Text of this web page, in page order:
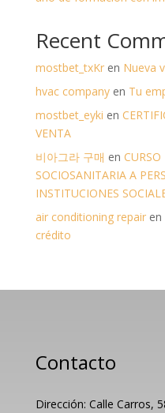
Recent
mostbet_txKren Nueva
hvac companyen Tu
mostbet_eyki en
VENTA
비아그라 구매 en
SOCIOSANITARIA A
INSTITUCIONES
air conditioning repairen
crédito
Contacto
Dirección: Calle Carros,